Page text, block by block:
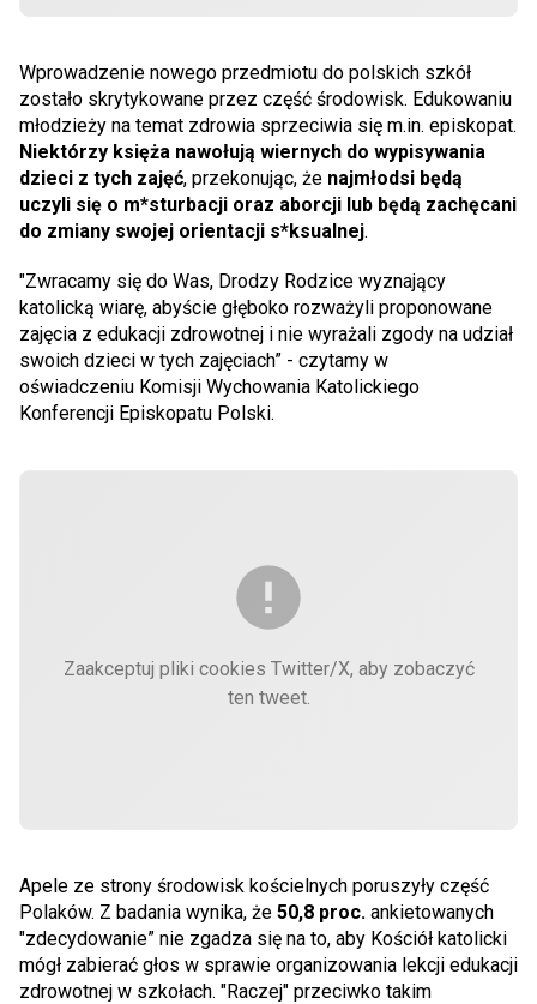
Wprowadzenie nowego przedmiotu do polskich szkół
zostało skrytykowane przez część środowisk. Edukowaniu
młodzieży na temat zdrowia sprzeciwia się m.in. episkopat.
Niektórzy księża nawołują wiernych do wypisywania
dzieci z tych zajęć, przekonując, że najmłodsi będą
uczyli się o m*sturbacji oraz aborcji lub będą zachęcani
do zmiany swojej orientacji s*ksualnej.
"Zwracamy się do Was, Drodzy Rodzice wyznający
katolicką wiarę, abyście głęboko rozważyli proponowane
zajęcia z edukacji zdrowotnej i nie wyrażali zgody na udział
swoich dzieci w tych zajęciach” - czytamy w
oświadczeniu Komisji Wychowania Katolickiego
Konferencji Episkopatu Polski.
Zaakceptuj pliki cookies Twitter/X, aby zobaczyć
ten tweet.
Apele ze strony środowisk kościelnych poruszyły część
Polaków. Z badania wynika, że 50,8 proc. ankietowanych
"zdecydowanie” nie zgadza się na to, aby Kościół katolicki
mógł zabierać głos w sprawie organizowania lekcji edukacji
zdrowotnej w szkołach. "Raczej" przeciwko takim